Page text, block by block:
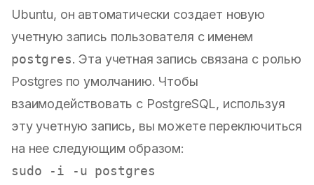
Ubuntu, он автоматически создает новую
учетную запись пользователя с именем
postgres. Эта учетная запись связана с ролью
Postgres по умолчанию. Чтобы
взаимодействовать с PostgreSQL, используя
эту учетную запись, вы можете переключиться
на нее следующим образом:
sudo